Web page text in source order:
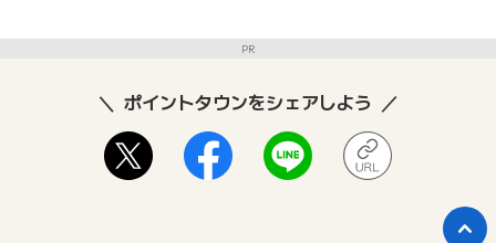
PR
ポイントタウンをシェアしよう